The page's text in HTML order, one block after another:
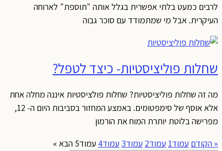
לרבים כמעט בלתי אפשרית בגלל אותה "תוספת" לארוחה
העיקרית. אבל מי שמתמודד עם סוכר גבוה
שחלות פוליציסטיות- כיצד לטפל?
מה זה שחלות פוליציסטיות? שחלות פולציסטיות איננה מחלה אחת
אלא אוסף של סימפטומים. באמצע המחזור בסביבות היום ה- 12,
מפרישה בלוטת יותרת המוח את הורמון
« הקודם עמוד1 עמוד2 עמוד3 עמוד4 עמוד5 הבא »